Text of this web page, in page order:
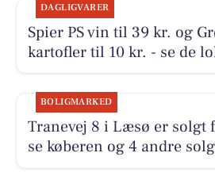
DAGLIGVARER
Spier PS vin til 39 kr. og
kartofler til 10 kr. - se de
BOLIGMARKED
Tranevej 8 i Læsø er solgt
se køberen og 4 andre